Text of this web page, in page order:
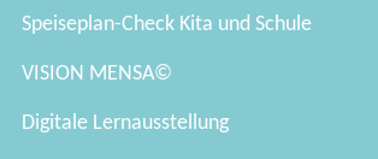
Speiseplan-Check Kita und Schule
VISION MENSA©
Digitale Lernausstellung